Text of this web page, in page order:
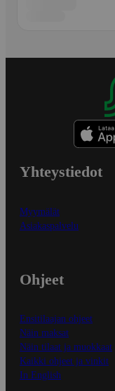
Yhteystiedot
Myymälät
Asiakaspalvelu
Ohjeet
Ensitilaajan ohjeet
Näin maksat
Näin tilaat ja muokkaat
Kaikki ohjeet ja vinkit
In English